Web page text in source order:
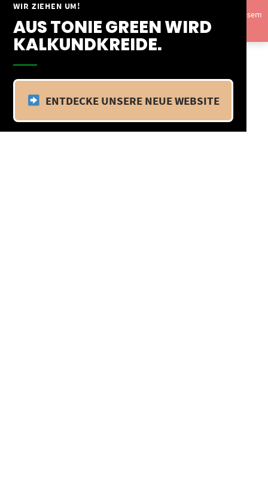
WIR ZIEHEN UM!
AUS TONIE GREEN WIRD
KALKUNDKREIDE.
ENTDECKE UNSERE NEUE WEBSITE
Springe
Inhalt
Vom 09.04.25 - 20.04.25 befinden wir uns im Betriebsurlaub. In diesem
Zeitraum findet kein Versand statt.Ausblenden